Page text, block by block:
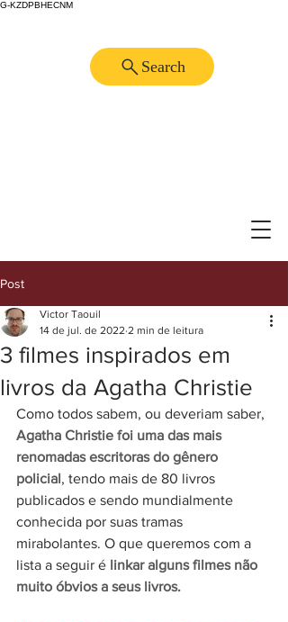
G-KZDPBHECNM
Search
Post
3 filmes inspirados em
livros da Agatha Christie
Victor Taouil
14 de jul. de 2022 2 min de leitura
Como todos sabem, ou deveriam saber,
Agatha Christie foi uma das mais
renomadas escritoras do gênero
policial, tendo mais de 80 livros
publicados e sendo mundialmente
conhecida por suas tramas
mirabolantes. O que queremos com a
lista a seguir é linkar alguns filmes não
muito óbvios a seus livros.